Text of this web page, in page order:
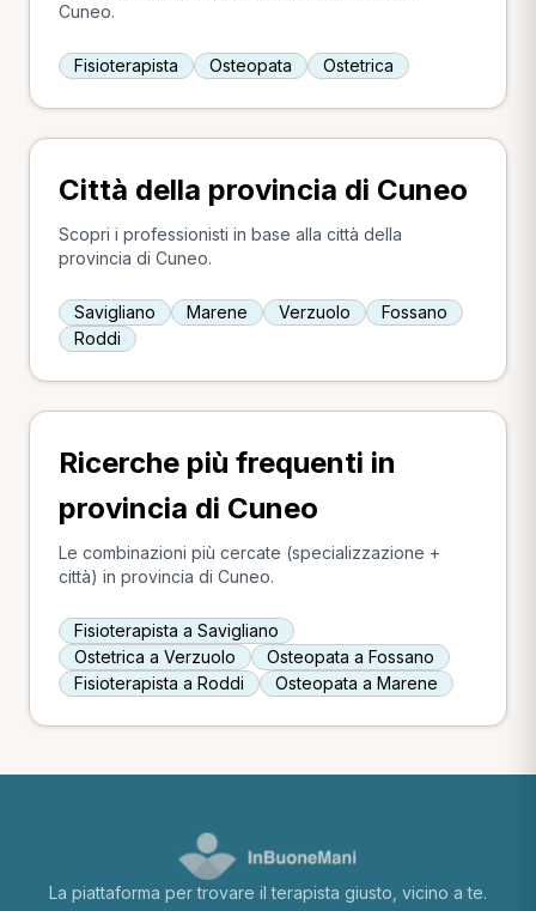
Cuneo.
Fisioterapista Osteopata Ostetrica
Città della provincia di Cuneo
Scopri i professionisti in base alla città della
provincia di Cuneo.
Savigliano Marene Verzuolo
Fossano
Roddi
Ricerche più frequenti in
provincia di Cuneo
Le combinazioni più cercate (specializzazione +
città) in provincia di Cuneo.
Fisioterapista a Savigliano
Ostetrica a Verzuolo
Osteopata a Fossano
Fisioterapista a Roddi
Osteopata a Marene
La piattaforma per trovare il terapista giusto, vicino a te.